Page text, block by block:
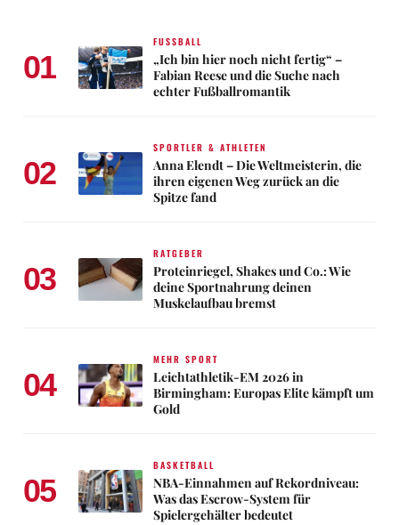
01
FUSSBALL
„Ich bin hier noch nicht fertig“ –
Fabian Reese und die Suche nach
echter Fußballromantik
02
SPORTLER & ATHLETEN
Anna Elendt – Die Weltmeisterin, die
ihren eigenen Weg zurück an die
Spitze fand
03
RATGEBER
Proteinriegel, Shakes und Co.: Wie
deine Sportnahrung deinen
Muskelaufbau bremst
04
MEHR SPORT
Leichtathletik-EM 2026 in
Birmingham: Europas Elite kämpft um
Gold
05
BASKETBALL
NBA-Einnahmen auf Rekordniveau:
Was das Escrow-System für
Spielergehälter bedeutet